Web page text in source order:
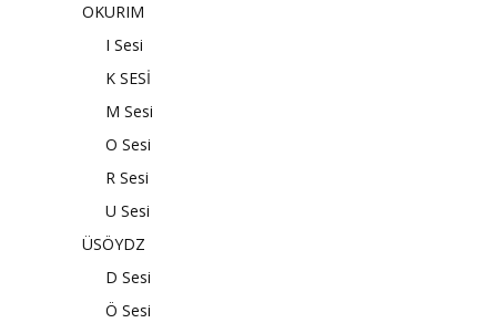
OKURIM
I Sesi
K SESİ
M Sesi
O Sesi
R Sesi
U Sesi
ÜSÖYDZ
D Sesi
Ö Sesi